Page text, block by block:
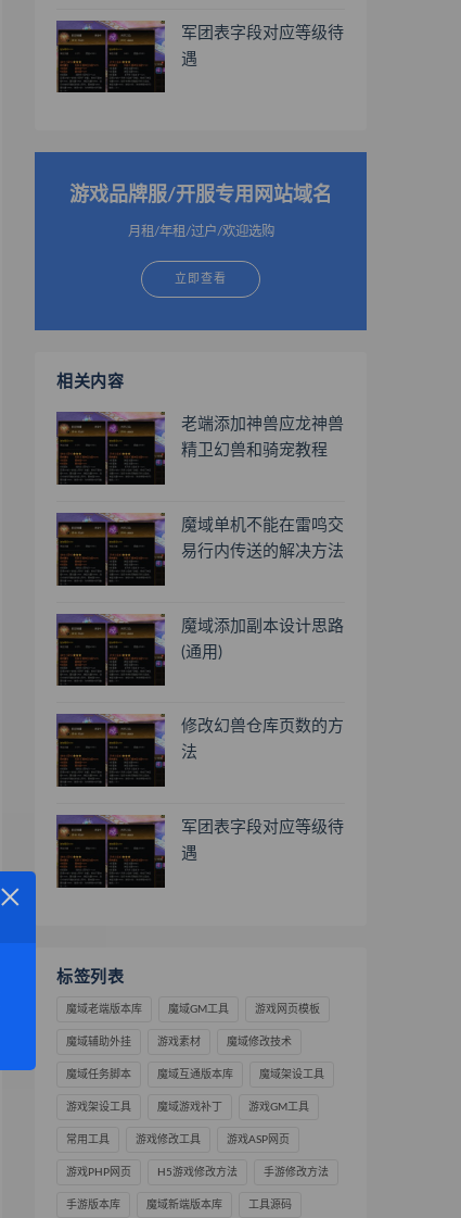
军团表字段对应等级待
遇
游戏品牌服/开服专用网站域名
月租/年租/过户/欢迎选购
立即查看
相关内容
老端添加神兽应龙神兽
精卫幻兽和骑宠教程
魔域单机不能在雷鸣交
易行内传送的解决方法
魔域添加副本设计思路
(通用)
修改幻兽仓库页数的方
法
军团表字段对应等级待
遇
标签列表
魔域老端版本库 魔域GM工具 游戏网页模板
魔域辅助外挂 游戏素材 魔域修改技术
魔域任务脚本 魔域互通版本库 魔域架设工具
游戏架设工具 魔域游戏补丁 游戏GM工具
常用工具 游戏修改工具 游戏ASP网页
游戏PHP网页 H5游戏修改方法 手游修改方法
手游版本库 魔域新端版本库 工具源码
×